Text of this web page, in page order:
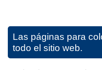
Las páginas para
todo el sitio web.